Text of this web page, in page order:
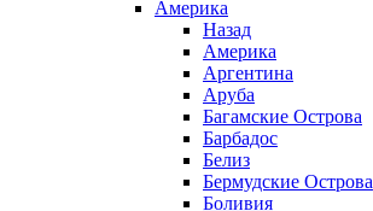
Америка
Назад
Америка
Аргентина
Аруба
Багамские Острова
Барбадос
Белиз
Бермудские Острова
Боливия